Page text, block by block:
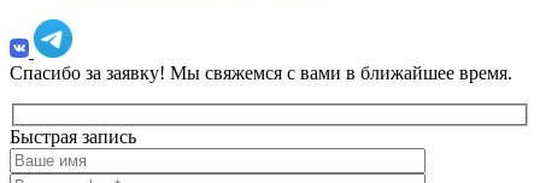
Спасибо за заявку! Мы свяжемся с вами в ближайшее время.
Быстрая запись